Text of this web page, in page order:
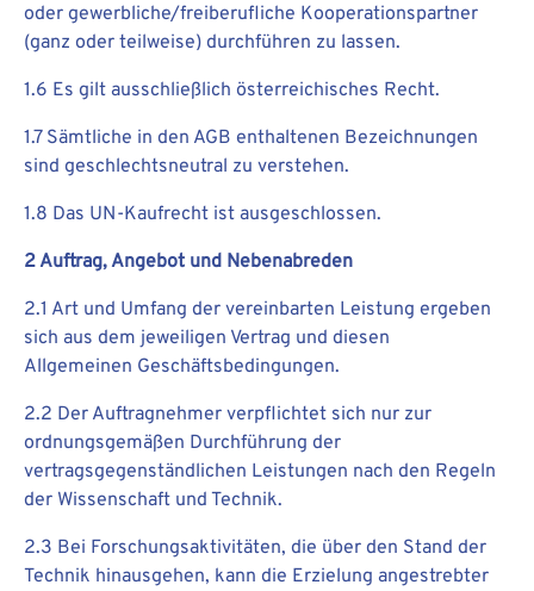
oder gewerbliche/freiberufliche Kooperationspartner
(ganz oder teilweise) durchführen zu lassen.
1.6 Es gilt ausschließlich österreichisches Recht.
1.7 Sämtliche in den AGB enthaltenen Bezeichnungen
sind geschlechtsneutral zu verstehen.
1.8 Das UN-Kaufrecht ist ausgeschlossen.
2 Auftrag, Angebot und Nebenabreden
2.1 Art und Umfang der vereinbarten Leistung ergeben
sich aus dem jeweiligen Vertrag und diesen
Allgemeinen Geschäftsbedingungen.
2.2 Der Auftragnehmer verpflichtet sich nur zur
ordnungsgemäßen Durchführung der
vertragsgegenständlichen Leistungen nach den Regeln
der Wissenschaft und Technik.
2.3 Bei Forschungsaktivitäten, die über den Stand der
Technik hinausgehen, kann die Erzielung angestrebter